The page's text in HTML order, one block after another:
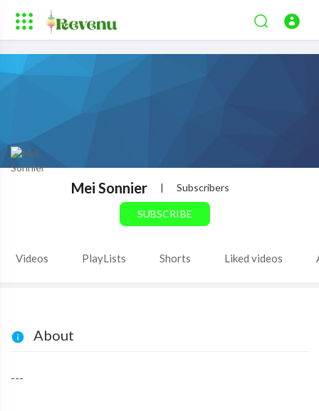
Mei Sonnier | Subscribers
SUBSCRIBE
Videos PlayLists Shorts Liked videos
About
---